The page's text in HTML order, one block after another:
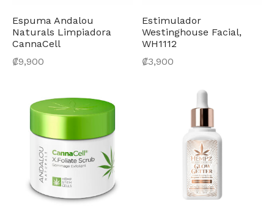
Espuma Andalou
Naturals Limpiadora
CannaCell
₡9,900
Estimulador
Westinghouse Facial,
WH1112
₡3,900